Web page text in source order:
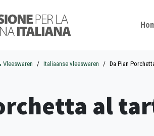
Vleeswaren Italiaanse vleeswaren Da Pian
al